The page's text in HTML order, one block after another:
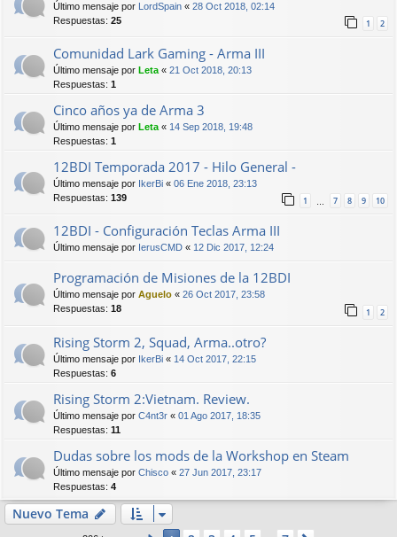
Último mensaje por LordSpain « 28 Oct 2018, 02:14
Respuestas: 25 1 2
Comunidad Lark Gaming - Arma III
Último mensaje por Leta « 21 Oct 2018, 20:13
Respuestas: 1
Cinco años ya de Arma 3
Último mensaje por Leta « 14 Sep 2018, 19:48
Respuestas: 1
12BDI Temporada 2017 - Hilo General -
Último mensaje por IkerBi « 06 Ene 2018, 23:13
Respuestas: 139 1 … 7 8 9 10
12BDI - Configuración Teclas Arma III
Último mensaje por IerusCMD « 12 Dic 2017, 12:24
Programación de Misiones de la 12BDI
Último mensaje por Aguelo « 26 Oct 2017, 23:58
Respuestas: 18 1 2
Rising Storm 2, Squad, Arma..otro?
Último mensaje por IkerBi « 14 Oct 2017, 22:15
Respuestas: 6
Rising Storm 2:Vietnam. Review.
Último mensaje por C4nt3r « 01 Ago 2017, 18:35
Respuestas: 11
Dudas sobre los mods de la Workshop en Steam
Último mensaje por Chisco « 27 Jun 2017, 23:17
Respuestas: 4
Nuevo Tema